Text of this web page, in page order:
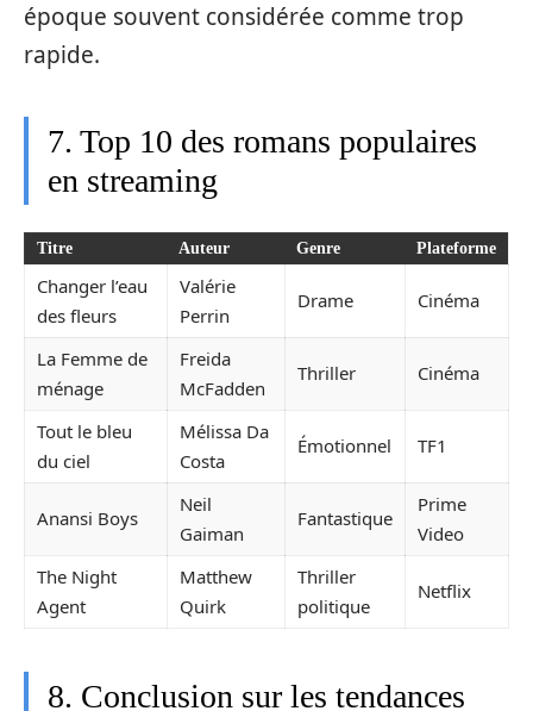
époque souvent considérée comme trop
rapide.
7. Top 10 des romans populaires
en streaming
Titre Auteur Genre Plateforme
Changer l’eau
des fleurs
Valérie
Perrin
Drame Cinéma
La Femme de
ménage
Freida
McFadden
Thriller Cinéma
Tout le bleu
du ciel
Mélissa Da
Costa
Émotionnel TF1
Anansi Boys
Neil
Gaiman
Fantastique
Prime
Video
The Night
Agent
Matthew
Quirk
Thriller
politique
Netflix
8. Conclusion sur les tendances